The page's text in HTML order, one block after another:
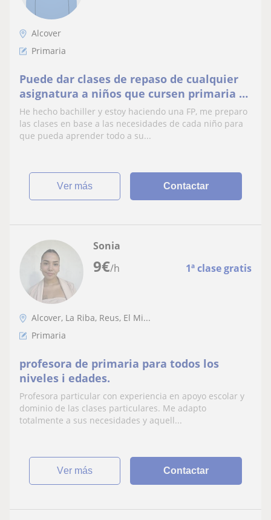
Alcover
Primaria
Puede dar clases de repaso de cualquier
asignatura a niños que cursen primaria o
la ESO
He hecho bachiller y estoy haciendo una FP, me preparo
las clases en base a las necesidades de cada niño para
que pueda aprender todo a su...
ver más Contactar
9€/h 1ª clase gratis
Sonia
Alcover, La Riba, Reus, El Mi...
Primaria
profesora de primaria para todos los
niveles i edades.
Profesora particular con experiencia en apoyo escolar y
dominio de las clases particulares. Me adapto
totalmente a sus necesidades y aquell...
ver más Contactar